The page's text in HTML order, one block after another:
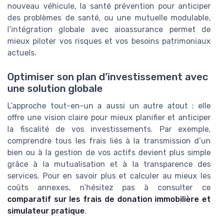
nouveau véhicule, la santé prévention pour anticiper
des problèmes de santé, ou une mutuelle modulable,
l’intégration globale avec aioassurance permet de
mieux piloter vos risques et vos besoins patrimoniaux
actuels.
Optimiser son plan d’investissement avec
une solution globale
L’approche tout-en-un a aussi un autre atout : elle
offre une vision claire pour mieux planifier et anticiper
la fiscalité de vos investissements. Par exemple,
comprendre tous les frais liés à la transmission d’un
bien ou à la gestion de vos actifs devient plus simple
grâce à la mutualisation et à la transparence des
services. Pour en savoir plus et calculer au mieux les
coûts annexes, n’hésitez pas à consulter ce
comparatif sur les frais de donation immobilière et
simulateur pratique.